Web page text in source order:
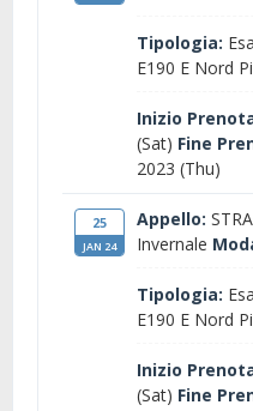
Tipologia:
E190 E Nord
Inizio
(Sat) Fine
2023 (Thu)
25
JAN 24
Appello:
Invernale
Tipologia:
E190 E Nord
Inizio
(Sat) Fine